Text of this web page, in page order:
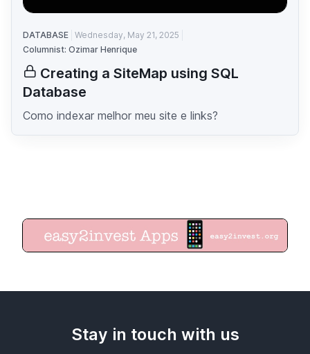
DATABASE Wednesday, May 21, 2025
Columnist: Ozimar Henrique
Creating a SiteMap using SQL
Database
Como indexar melhor meu site e links?
Stay in touch with us